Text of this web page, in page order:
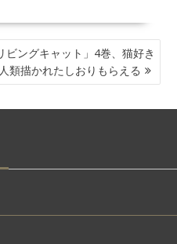
ビングキャット」4巻、猫好き
人類描かれたしおりもらえる